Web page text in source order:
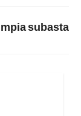
subasta